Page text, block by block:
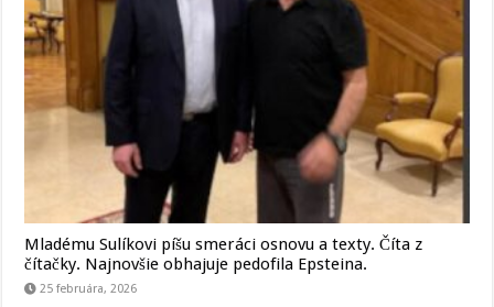
Mladému Sulíkovi píšu smeráci osnovu a texty. Číta z
čítačky. Najnovšie obhajuje pedofila Epsteina.
25 februára, 2026